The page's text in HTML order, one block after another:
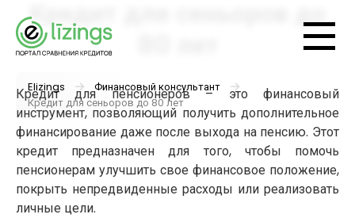
Elizings
Финансовый консультант
Кредит для сеньоров до 80 лет
Кредит для сеньоров до
Кредит для пенсионеров – это финансовый
инструмент, позволяющий получить дополнительное
финансирование даже после выхода на пенсию. Этот
кредит предназначен для того, чтобы помочь
пенсионерам улучшить свое финансовое положение,
покрыть непредвиденные расходы или реализовать
личные цели.